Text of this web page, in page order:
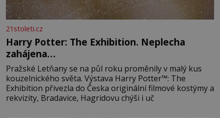
21stoleti.cz
Harry Potter: The Exhibition. Neplecha
zahájena…
Pražské Letňany se na půl roku proměnily v malý kus
kouzelnického světa. Výstava Harry Potter™: The
Exhibition přivezla do Česka originální filmové kostýmy a
rekvizity, Bradavice, Hagridovu chýši i uč